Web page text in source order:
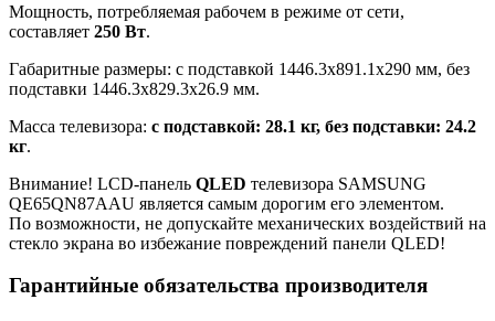
Мощность, потребляемая рабочем в режиме от сети,
составляет 250 Вт.
Габаритные размеры: с подставкой 1446.3x891.1x290 мм, без
подставки 1446.3x829.3x26.9 мм.
Масса телевизора: с подставкой: 28.1 кг, без подставки: 24.2
кг.
Внимание! LCD-панель QLED телевизора SAMSUNG
QE65QN87AAU является самым дорогим его элементом.
По возможности, не допускайте механических воздействий на
стекло экрана во избежание повреждений панели QLED!
Гарантийные обязательства производителя